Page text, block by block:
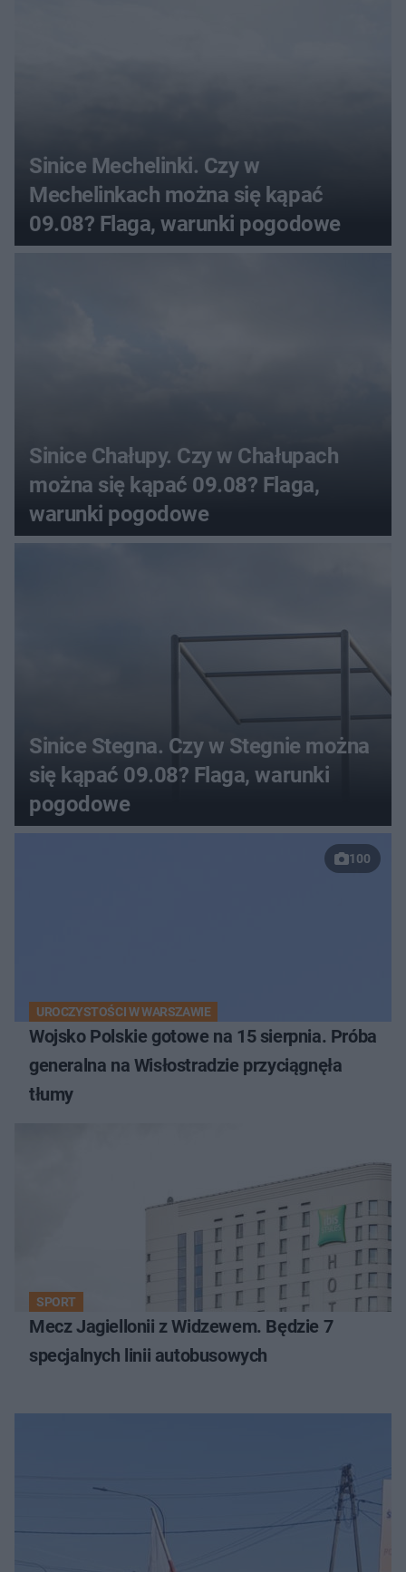
Sinice Mechelinki. Czy w
Mechelinkach można się kąpać
09.08? Flaga, warunki pogodowe
Sinice Chałupy. Czy w Chałupach
można się kąpać 09.08? Flaga,
warunki pogodowe
Sinice Stegna. Czy w Stegnie można
się kąpać 09.08? Flaga, warunki
pogodowe
100
UROCZYSTOŚCI W WARSZAWIE
Wojsko Polskie gotowe na 15 sierpnia. Próba
generalna na Wisłostradzie przyciągnęła
tłumy
SPORT
Mecz Jagiellonii z Widzewem. Będzie 7
specjalnych linii autobusowych